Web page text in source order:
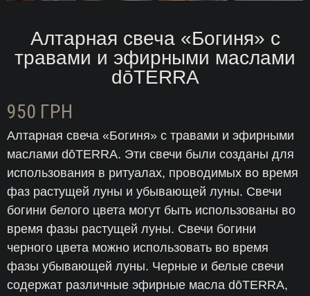
Алтарная свеча «Богиня» с
травами и эфирными маслами
dōTERRA
950 ГРН
Алтарная свеча «Богиня» с травами и эфирными
маслами dōTERRA. Эти свечи были созданы для
использования в ритуалах, проводимых во время
фаз растущей луны и убывающей луны. Свечи
богини белого цвета могут быть использованы во
время фазы растущей луны. Свечи богини
черного цвета можно использовать во время
фазы убывающей луны. Черные и белые свечи
содержат различные эфирные масла dōTERRA,